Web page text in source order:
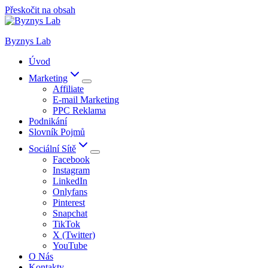
Přeskočit na obsah
Byznys Lab
Úvod
Marketing
Affiliate
E-mail Marketing
PPC Reklama
Podnikání
Slovník Pojmů
Sociální Sítě
Facebook
Instagram
LinkedIn
Onlyfans
Pinterest
Snapchat
TikTok
X (Twitter)
YouTube
O Nás